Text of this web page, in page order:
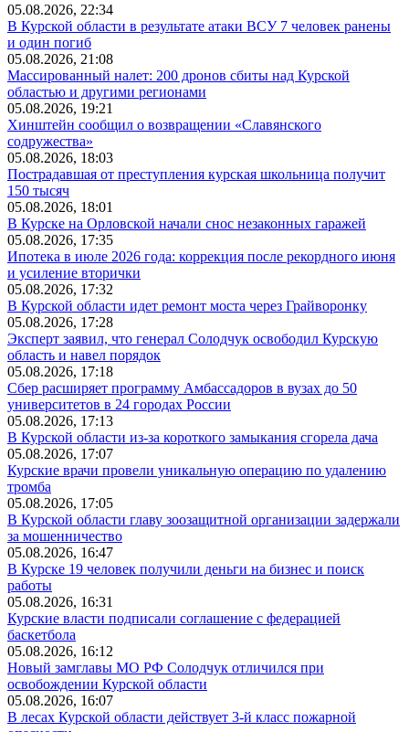
05.08.2026, 22:34
В Курской области в результате атаки ВСУ 7 человек ранены
и один погиб
05.08.2026, 21:08
Массированный налет: 200 дронов сбиты над Курской
областью и другими регионами
05.08.2026, 19:21
Хинштейн сообщил о возвращении «Славянского
содружества»
05.08.2026, 18:03
Пострадавшая от преступления курская школьница получит
150 тысяч
05.08.2026, 18:01
В Курске на Орловской начали снос незаконных гаражей
05.08.2026, 17:35
Ипотека в июле 2026 года: коррекция после рекордного июня
и усиление вторички
05.08.2026, 17:32
В Курской области идет ремонт моста через Грайворонку
05.08.2026, 17:28
Эксперт заявил, что генерал Солодчук освободил Курскую
область и навел порядок
05.08.2026, 17:18
Сбер расширяет программу Амбассадоров в вузах до 50
университетов в 24 городах России
05.08.2026, 17:13
В Курской области из-за короткого замыкания сгорела дача
05.08.2026, 17:07
Курские врачи провели уникальную операцию по удалению
тромба
05.08.2026, 17:05
В Курской области главу зоозащитной организации задержали
за мошенничество
05.08.2026, 16:47
В Курске 19 человек получили деньги на бизнес и поиск
работы
05.08.2026, 16:31
Курские власти подписали соглашение с федерацией
баскетбола
05.08.2026, 16:12
Новый замглавы МО РФ Солодчук отличился при
освобождении Курской области
05.08.2026, 16:07
В лесах Курской области действует 3-й класс пожарной